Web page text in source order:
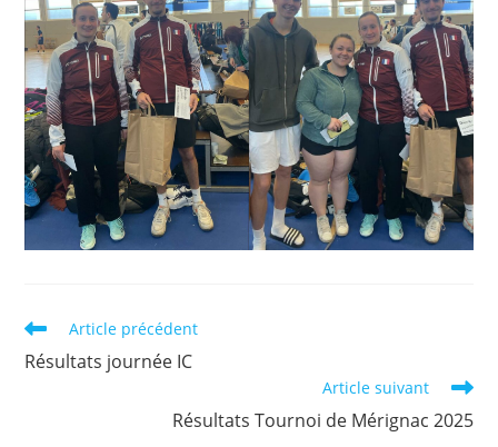
Read
more
articles
Article précédent
Résultats journée IC
Article suivant
Résultats Tournoi de Mérignac 2025